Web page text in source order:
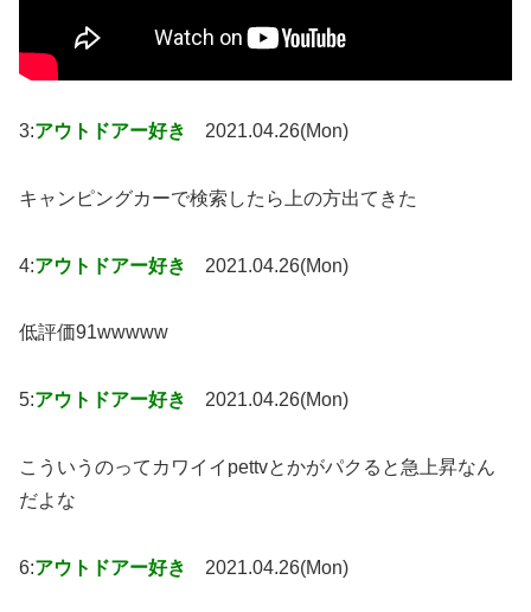
3:アウトドアー好き 2021.04.26(Mon)
キャンピングカーで検索したら上の方出てきた
4:アウトドアー好き 2021.04.26(Mon)
低評価91wwwww
5:アウトドアー好き 2021.04.26(Mon)
こういうのってカワイイpettvとかがパクると急上昇なん
だよな
6:アウトドアー好き 2021.04.26(Mon)